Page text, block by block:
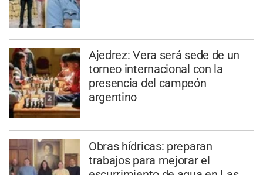
Ajedrez: Vera será sede de un
torneo internacional con la
presencia del campeón
argentino
Obras hídricas: preparan
trabajos para mejorar el